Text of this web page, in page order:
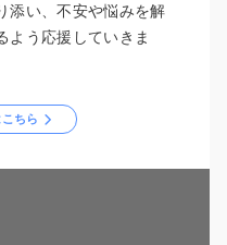
添い、不安や悩みを解
よう応援していきま
ちら